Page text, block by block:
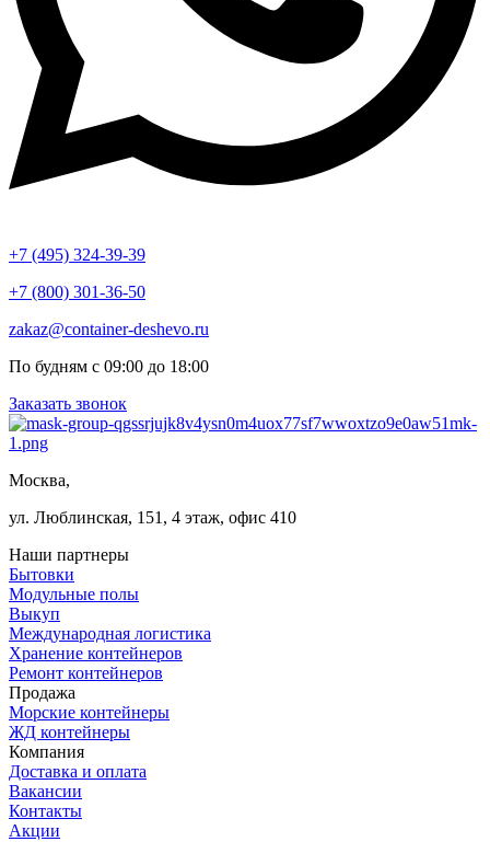
+7 (495) 324-39-39
+7 (800) 301-36-50
zakaz@container-deshevo.ru
По будням с 09:00 до 18:00
Заказать звонок
Москва,
ул. Люблинская, 151, 4 этаж, офис 410
Наши партнеры
Бытовки
Модульные полы
Выкуп
Международная логистика
Хранение контейнеров
Ремонт контейнеров
Продажа
Морские контейнеры
ЖД контейнеры
Компания
Доставка и оплата
Вакансии
Контакты
Акции